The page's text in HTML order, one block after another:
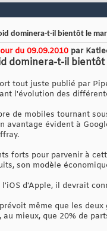
dominera-t-il bientôt le
du 09.09.2010 par
dominera-t-il bientôt
tout juste publié par
l'évolution des
de mobiles tournant
avantage évident à
forts pour parvenir à
son modèle
l'iOS d'Apple, il devrait
même que les
au mieux, que 20% de